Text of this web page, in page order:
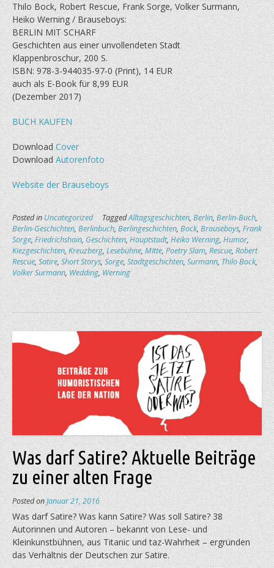
Thilo Bock, Robert Rescue, Frank Sorge, Volker Surmann,
Heiko Werning / Brauseboys:
BERLIN MIT SCHARF
Geschichten aus einer unvollendeten Stadt
Klappenbroschur, 200 S.
ISBN: 978-3-944035-97-0 (Print), 14 EUR
auch als E-Book für 8,99 EUR
(Dezember 2017)
BUCH KAUFEN
DownloadCover
DownloadAutorenfoto
Website der Brauseboys
Posted inUncategorized TaggedAlltagsgeschichten,Berlin,Berlin-Buch,
Berlin-Geschichten,Berlinbuch,Berlingeschichten,Bock,Brauseboys,Frank
Sorge,Friedrichshain,Geschichten,Hauptstadt,Heiko Werning,Humor,
Kiezgeschichten,Kreuzberg,Lesebühne,MItte,Poetry Slam,Rescue,Robert
Rescue,Satire,Short Storys,Sorge,Stadtgeschichten,Surmann,Thilo Bock,
Volker Surmann,Wedding,Werning
Was darf Satire? Aktuelle Beiträge
zu einer alten Frage
Posted onJanuar 21, 2016
Was darf Satire? Was kann Satire? Was soll Satire? 38
Autorinnen und Autoren – bekannt von Lese- und
Kleinkunstbühnen, aus Titanic und taz-Wahrheit – ergründen
das Verhältnis der Deutschen zur Satire.